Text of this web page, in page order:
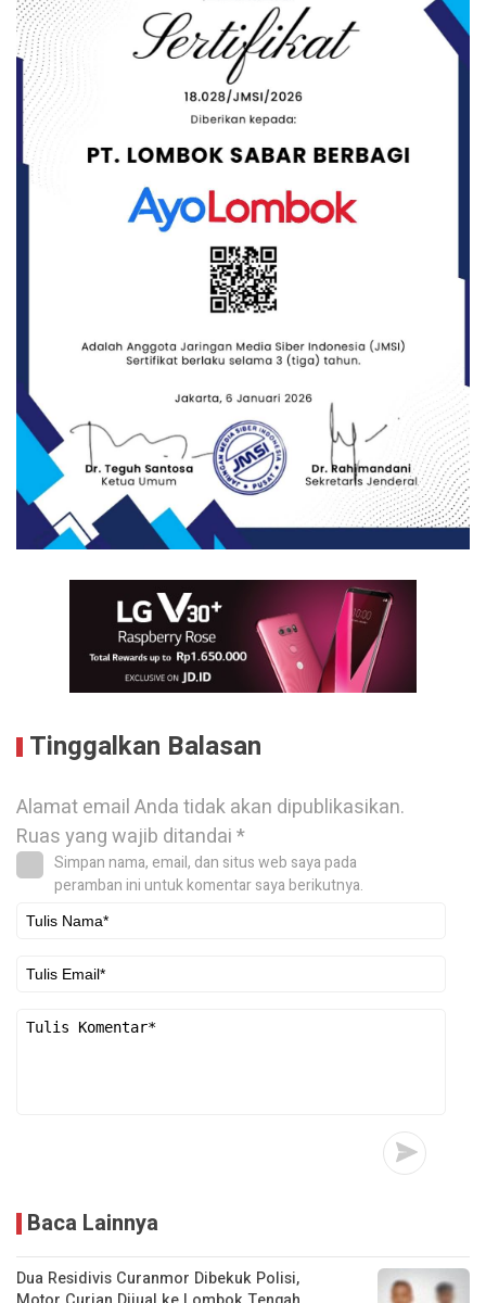
Tinggalkan Balasan
Alamat email Anda tidak akan dipublikasikan.
Ruas yang wajib ditandai*
Simpan nama, email, dan situs web saya pada
peramban ini untuk komentar saya berikutnya.
Baca Lainnya
Dua Residivis Curanmor Dibekuk Polisi,